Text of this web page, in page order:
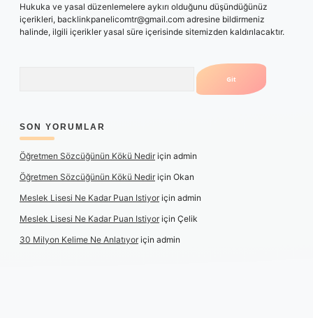
Hukuka ve yasal düzenlemelere aykırı olduğunu düşündüğünüz
içerikleri, backlinkpanelicomtr@gmail.com adresine bildirmeniz
halinde, ilgili içerikler yasal süre içerisinde sitemizden kaldırılacaktır.
SON YORUMLAR
Öğretmen Sözcüğünün Kökü Nediriçin admin
Öğretmen Sözcüğünün Kökü Nediriçin Okan
Meslek Lisesi Ne Kadar Puan Istiyoriçin admin
Meslek Lisesi Ne Kadar Puan Istiyoriçin Çelik
30 Milyon Kelime Ne Anlatıyoriçin admin